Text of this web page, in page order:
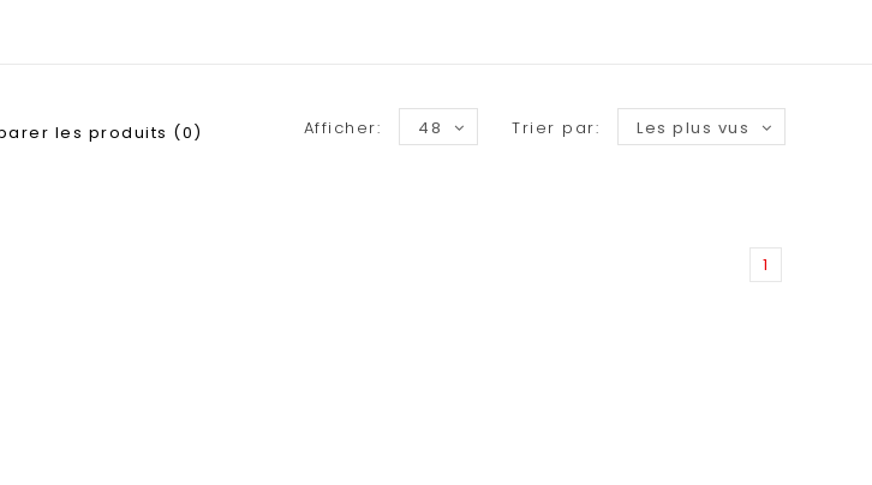
les produits (0) Trier par: Les plus vus
Afficher: 48
1